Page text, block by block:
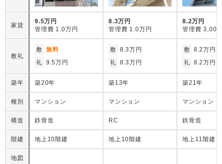
家賃
9.5万円
管理費 1.0万円
8.3万円
管理費 1.0万円
8.2万円
管理費 3,000
敷礼
敷 無料
礼 9.5万円
敷 8.3万円
礼 8.3万円
敷 8.2万円
礼 8.2万円
築年 築20年 築13年 築21年
種別 マンション マンション マンション
構造 鉄骨造 RC 鉄骨造
階建 地上10階建 地上10階建 地上11階建
地図